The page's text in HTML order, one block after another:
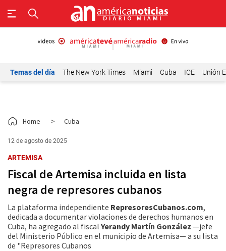
Temas del día The New York Times Miami Cuba ICE Unión
Home > Cuba
12 de agosto de 2025
ARTEMISA
Fiscal de Artemisa incluida en lista
negra de represores cubanos
La plataforma independiente RepresoresCubanos.com,
dedicada a documentar violaciones de derechos humanos en
Cuba, ha agregado al fiscal Yerandy Martín González —jefe
del Ministerio Público en el municipio de Artemisa— a su lista
de "Represores Cubanos